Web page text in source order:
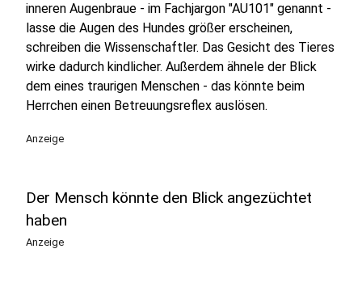
inneren Augenbraue - im Fachjargon "AU101" genannt -
lasse die Augen des Hundes größer erscheinen,
schreiben die Wissenschaftler. Das Gesicht des Tieres
wirke dadurch kindlicher. Außerdem ähnele der Blick
dem eines traurigen Menschen - das könnte beim
Herrchen einen Betreuungsreflex auslösen.
Anzeige
Der Mensch könnte den Blick angezüchtet
haben
Anzeige